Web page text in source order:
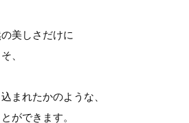
美しさだけに
、
まれたかのような、
ができます。